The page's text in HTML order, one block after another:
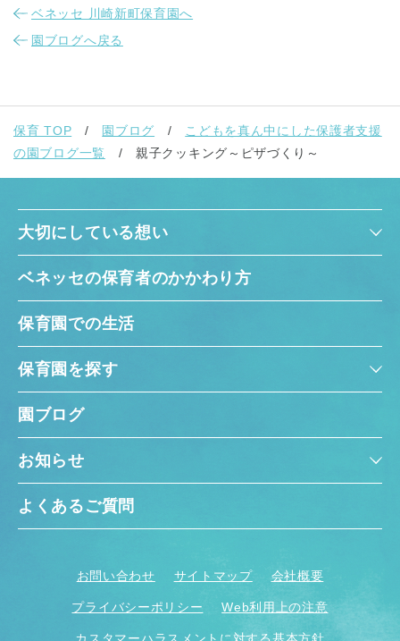
ベネッセ 川崎新町保育園へ
園ブログへ戻る
保育 TOP 園ブログ
こどもを真ん中にした保護者支援
の園ブログ一覧
親子クッキング～ピザづくり～
大切にしている想い
ベネッセの保育者のかかわり方
保育園での生活
保育園を探す
園ブログ
お知らせ
よくあるご質問
お問い合わせ サイトマップ 会社概要
プライバシーポリシー Web利用上の注意